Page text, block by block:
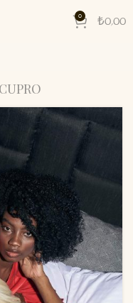
0 ₺0,00